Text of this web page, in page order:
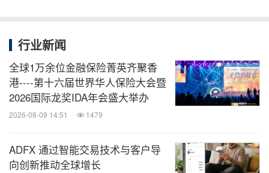
行业新闻
全球1万余位金融保险菁英齐聚香
港----第十六届世界华人保险大会暨
2026国际龙奖IDA年会盛大举办
2026-08-09 14:51 1479
ADFX 通过智能交易技术与客户导
向创新推动全球增长